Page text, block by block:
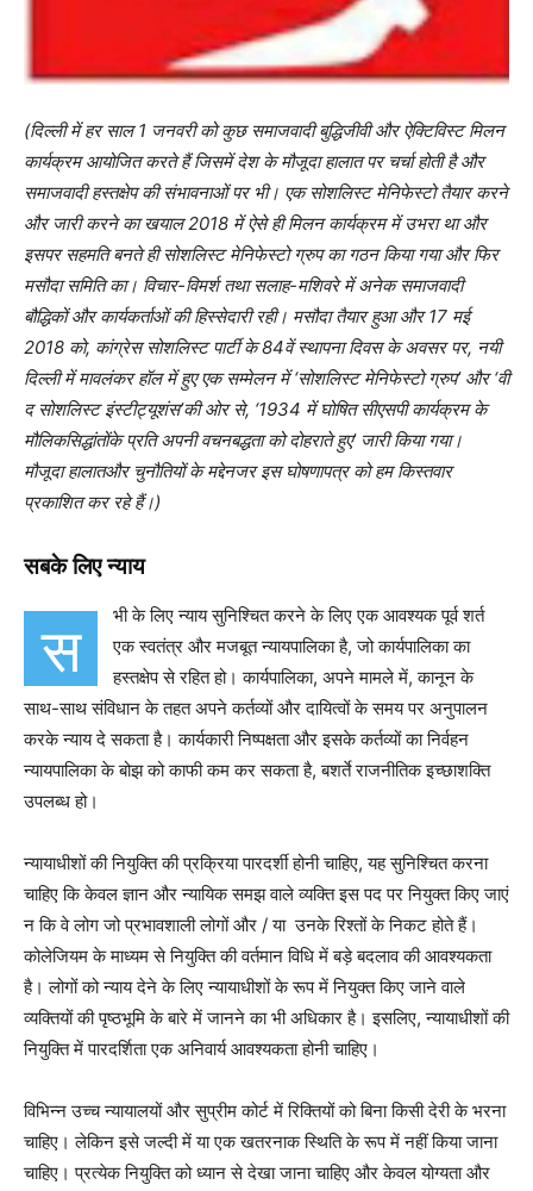
(दिल्लीमें हर साल 1 जनवरी को कुछ समाजवादी बुद्धिजीवी और ऐक्टिविस्ट मिलन
कार्यक्रम आयोजित करते हैं जिसमें देश के मौजूदा हालात पर चर्चा होती है और
समाजवादी हस्तक्षेप की संभावनाओं पर भी। एक सोशलिस्ट मेनिफेस्टो तैयार करने
और जारी करने का खयाल 2018 में ऐसे ही मिलन कार्यक्रम में उभरा था और
इसपर सहमति बनते ही सोशलिस्ट मेनिफेस्टो ग्रुप का गठन किया गया और फिर
मसौदा समिति का। विचार-विमर्श तथा सलाह-मशिवरे में अनेक समाजवादी
बौद्धिकों और कार्यकर्ताओं की हिस्सेदारी रही। मसौदा तैयार हुआ और 17 मई
2018 को, कांग्रेस सोशलिस्ट पार्टी के 84वें स्थापना दिवस के अवसर पर, नयी
दिल्ली में मावलंकर हॉल में हुए एक सम्मेलन में ‘सोशलिस्ट मेनिफेस्टो ग्रुप’ और ‘वी
द सोशलिस्ट इंस्टीट्यूशंस’की ओर से, ‘1934 में घोषित सीएसपी कार्यक्रम के
मौलिकसिद्धांतोंके प्रति अपनी वचनबद्धता को दोहराते हुए’ जारी किया गया।
मौजूदा हालातऔर चुनौतियों के मद्देनजर इस घोषणापत्र को हम किस्तवार
प्रकाशित कर रहे हैं।)
सबकेलिए न्याय
स
भी के लिए न्याय सुनिश्चित करने के लिए एक आवश्यक पूर्व शर्त
एक स्वतंत्र और मजबूत न्यायपालिका है, जो कार्यपालिका का
हस्तक्षेप से रहित हो। कार्यपालिका, अपने मामले में, कानून के
साथ-साथ संविधान के तहत अपने कर्तव्यों और दायित्वों के समय पर अनुपालन
करके न्याय दे सकता है। कार्यकारी निष्पक्षता और इसके कर्तव्यों का निर्वहन
न्यायपालिका के बोझ को काफी कम कर सकता है, बशर्ते राजनीतिक इच्छाशक्ति
उपलब्ध हो।
न्यायाधीशों की नियुक्ति की प्रक्रिया पारदर्शी होनी चाहिए, यह सुनिश्चित करना
चाहिए कि केवल ज्ञान और न्यायिक समझ वाले व्यक्ति इस पद पर नियुक्त किए जाएं
न कि वे लोग जो प्रभावशाली लोगों और /या उनके रिश्तों के निकट होते हैं।
कोलेजियम के माध्यम से नियुक्ति की वर्तमान विधि में बड़े बदलाव की आवश्यकता
है। लोगों को न्याय देने के लिए न्यायाधीशों के रूप में नियुक्त किए जाने वाले
व्यक्तियों की पृष्ठभूमि के बारे में जानने का भी अधिकार है। इसलिए, न्यायाधीशों की
नियुक्ति में पारदर्शिता एक अनिवार्य आवश्यकता होनी चाहिए।
विभिन्न उच्च न्यायालयों और सुप्रीम कोर्ट में रिक्तियों को बिना किसी देरी के भरना
चाहिए। लेकिन इसे जल्दी में या एक खतरनाक स्थिति के रूप में नहीं किया जाना
चाहिए। प्रत्येक नियुक्ति को ध्यान से देखा जाना चाहिए और केवल योग्यता और